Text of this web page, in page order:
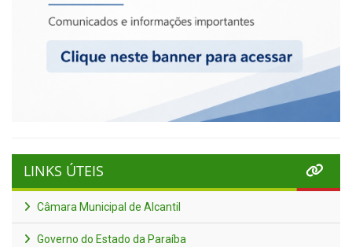
LINKS ÚTEIS
Câmara Municipal de Alcantil
Governo do Estado da Paraíba